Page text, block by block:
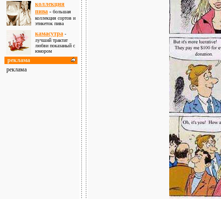
коллекция
пива - большая
коллекция сортов и
этикеток пива
камасутра -
лучший трактат
любви показаный с
юмором
реклама
реклама